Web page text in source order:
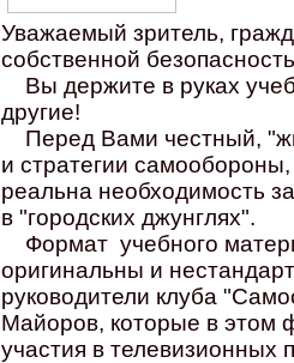
Уважаемый зритель,
собственной
Вы держите в руках
другие!
Перед Вами честный,
и стратегии
реальна необходимость
в "городских джунглях".
Формат учебного
оригинальны и
руководители клуба
Майоров, которые в этом
участия в телевизионных